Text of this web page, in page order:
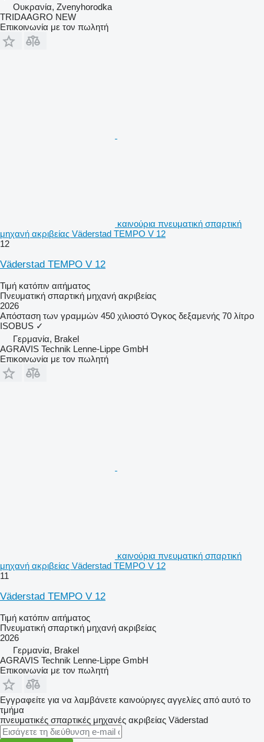
Ουκρανία, Zvenyhorodka
TRIDAAGRO NEW
Επικοινωνία με τον πωλητή
καινούρια πνευματική σπαρτική
μηχανή ακριβείας Väderstad TEMPO V 12
12
Väderstad TEMPO V 12
Τιμή κατόπιν αιτήματος
Πνευματική σπαρτική μηχανή ακριβείας
2026
Απόσταση των γραμμών 450 χιλιοστό Όγκος δεξαμενής 70 λίτρο
ISOBUS ✓
Γερμανία, Brakel
AGRAVIS Technik Lenne-Lippe GmbH
Επικοινωνία με τον πωλητή
καινούρια πνευματική σπαρτική
μηχανή ακριβείας Väderstad TEMPO V 12
11
Väderstad TEMPO V 12
Τιμή κατόπιν αιτήματος
Πνευματική σπαρτική μηχανή ακριβείας
2026
Γερμανία, Brakel
AGRAVIS Technik Lenne-Lippe GmbH
Επικοινωνία με τον πωλητή
Εγγραφείτε για να λαμβάνετε καινούριγες αγγελίες από αυτό το
τμήμα
πνευματικές σπαρτικές μηχανές ακριβείας Väderstad